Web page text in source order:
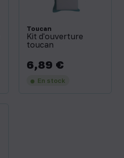
Toucan
Kit d'ouverture
toucan
Prix
6,89 €
En stock